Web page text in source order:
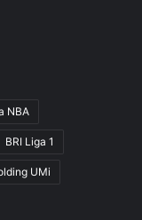
NBA
BRI Liga 1
UMi